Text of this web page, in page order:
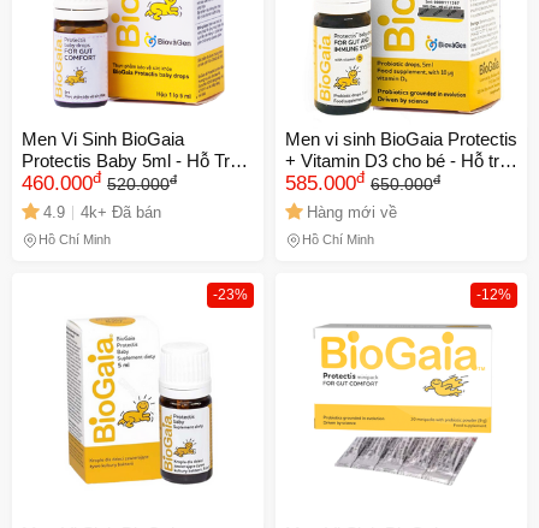
Men Vi Sinh BioGaia
Protectis Baby 5ml - Hỗ Trợ
Tiêu Hóa, Cải Thiện Táo Bón
Cho Trẻ Sơ Sinh từ 0 Tháng
Tuổi
460.000đ 520.000đ
4.9 4k+ Đã bán
Hồ Chí Minh
Men vi sinh BioGaia Protectis
+ Vitamin D3 cho bé - Hỗ trợ
tiêu hóa và miễn dịch khỏe
mạnh, dạng nhỏ giọt tiện
dụng 5ml
585.000đ 650.000đ
Hàng mới về
Hồ Chí Minh
-23% -12%